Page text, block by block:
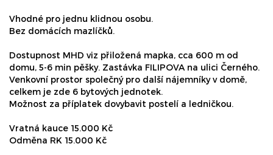
Vhodné pro jednu klidnou osobu.
Bez domácích mazlíčků.
Dostupnost MHD viz přiložená mapka, cca 600 m od
domu, 5-6 min pěšky. Zastávka FILIPOVA na ulici Černého.
Venkovní prostor společný pro další nájemníky v domě,
celkem je zde 6 bytových jednotek.
Možnost za příplatek dovybavit postelí a ledničkou.
Vratná kauce 15.000 Kč
Odměna RK 15.000 Kč